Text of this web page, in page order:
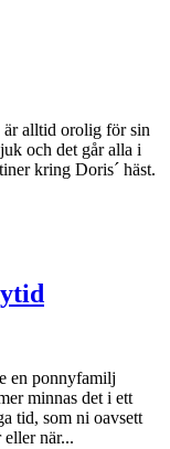
alltid orolig för sin
och det går alla i
kring Doris´ häst.
en ponnyfamilj
minnas det i ett
tid, som ni oavsett
när...